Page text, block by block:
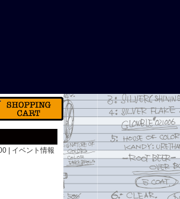
| イベント情報